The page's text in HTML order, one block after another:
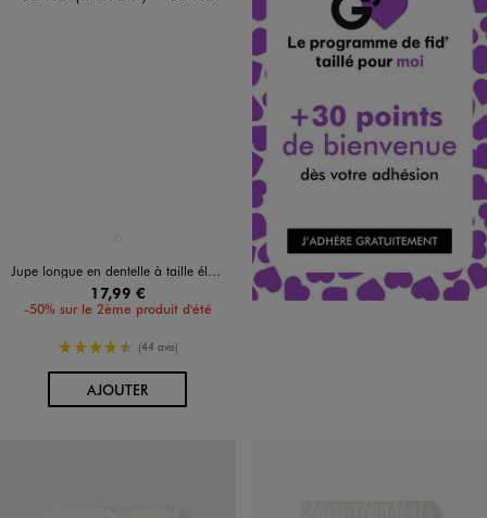
Jupe longue en dentelle à taille élastiquée fille
17,99 €
-50% sur le 2ème produit d'été
4.5/5 de moyenne
(44 avis)
AJOUTERAU PANIER